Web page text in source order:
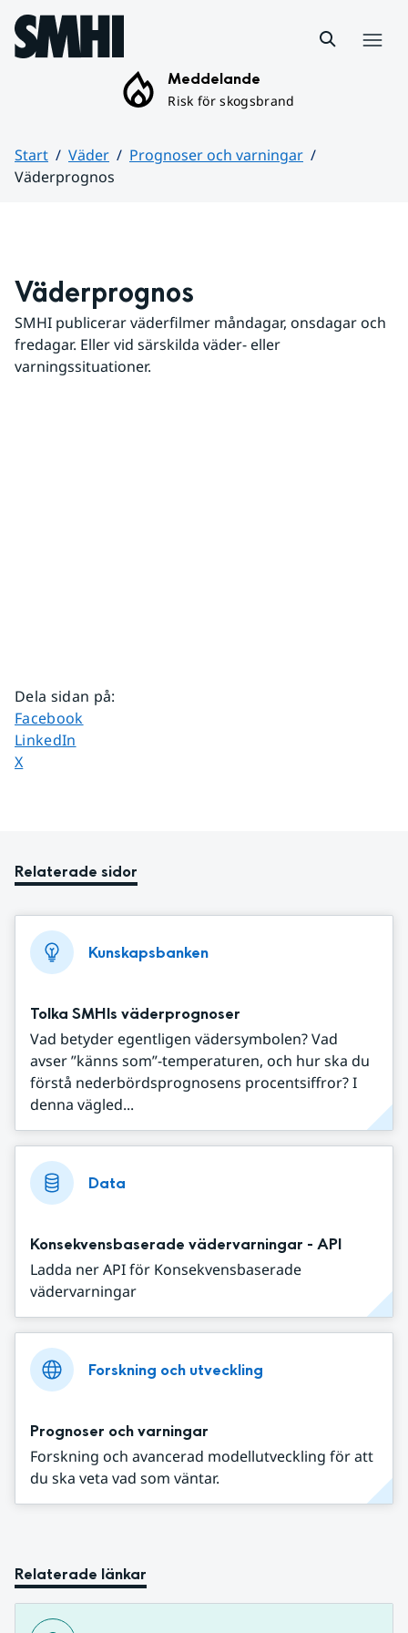
Hoppa till sidans innehåll
Meddelande
Risk för skogsbrand
Start Väder
Prognoser och varningar
Väderprognos
Väderprognos
SMHI publicerar väderfilmer måndagar, onsdagar och
fredagar. Eller vid särskilda väder- eller
varningssituationer.
Dela sidan på:
Dela sidan på
Facebook
Dela sidan på
LinkedIn
Dela sidan på
X
Relaterade sidor
Kunskapsbanken
Tolka SMHIs väderprognoser
Vad betyder egentligen vädersymbolen? Vad
avser ”känns som”-temperaturen, och hur ska du
förstå nederbördsprognosens procentsiffror? I
denna vägled...
Data
Konsekvensbaserade vädervarningar - API
Ladda ner API för Konsekvensbaserade
vädervarningar
Forskning och utveckling
Prognoser och varningar
Forskning och avancerad modellutveckling för att
du ska veta vad som väntar.
Relaterade länkar